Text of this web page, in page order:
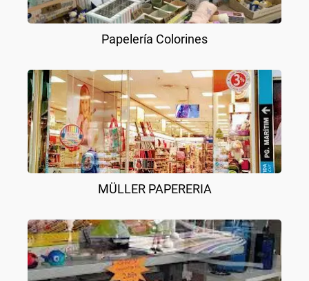
Papelería Colorines
MÜLLER PAPERERIA